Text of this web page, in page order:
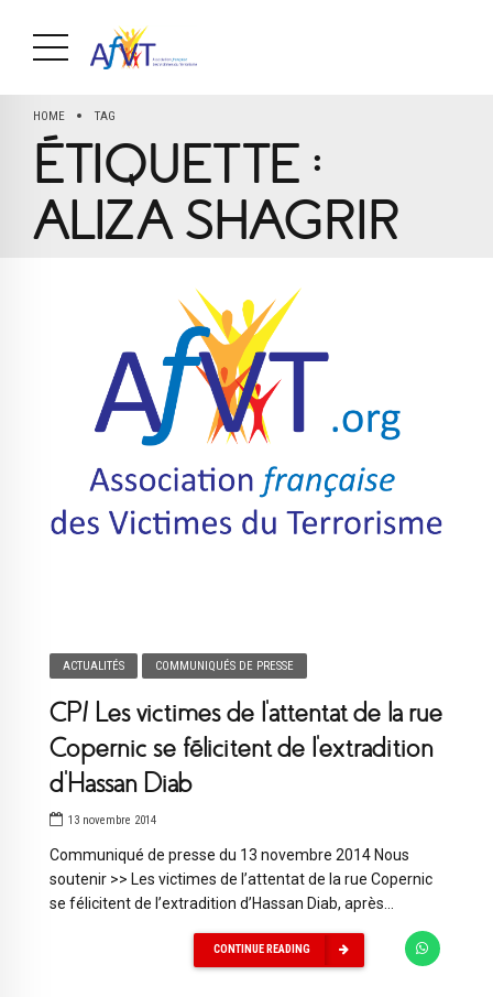
HOME TAG
ÉTIQUETTE :
ALIZA SHAGRIR
ACTUALITÉS COMMUNIQUÉS DE PRESSE
CP/ Les victimes de l’attentat de la rue
Copernic se félicitent de l’extradition
d’Hassan Diab
13 novembre 2014
Communiqué de presse du 13 novembre 2014 Nous
soutenir >> Les victimes de l’attentat de la rue Copernic
se félicitent de l’extradition d’Hassan Diab, après...
CONTINUE READING